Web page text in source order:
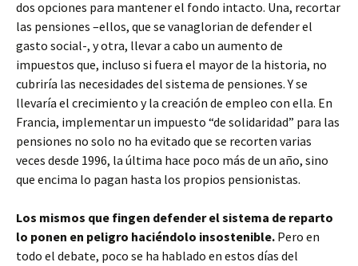
dos opciones para mantener el fondo intacto. Una, recortar
las pensiones –ellos, que se vanaglorian de defender el
gasto social-, y otra, llevar a cabo un aumento de
impuestos que, incluso si fuera el mayor de la historia, no
cubriría las necesidades del sistema de pensiones. Y se
llevaría el crecimiento y la creación de empleo con ella. En
Francia, implementar un impuesto “de solidaridad” para las
pensiones no solo no ha evitado que se recorten varias
veces desde 1996, la última hace poco más de un año, sino
que encima lo pagan hasta los propios pensionistas.
Los mismos que fingen defender el sistema de reparto
lo ponen en peligro haciéndolo insostenible. Pero en
todo el debate, poco se ha hablado en estos días del